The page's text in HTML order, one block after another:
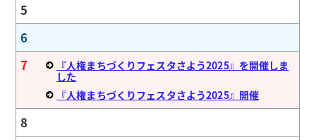
5
6
7
『人権まちづくりフェスタさよう2025』を開催しま
した
『人権まちづくりフェスタさよう2025』開催
8